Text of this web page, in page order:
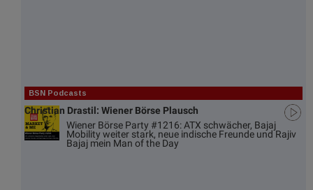
BSN Podcasts
Christian Drastil: Wiener Börse Plausch
Wiener Börse Party #1216: ATX schwächer, Bajaj
Mobility weiter stark, neue indische Freunde und Rajiv
Bajaj mein Man of the Day